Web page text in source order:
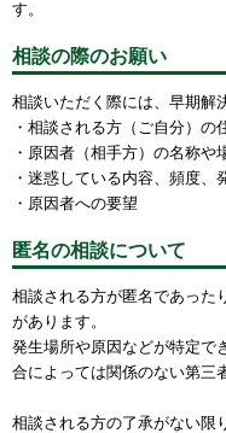
す。
相談の際のお願い
相談いただく際には、早期解
・相談される方（ご自分）の
・原因者（相手方）の名称や
・迷惑している内容、頻度、
・原因者への要望
匿名の相談について
相談される方が匿名であった
があります。
発生場所や原因などが特定で
合によっては関係のない第三
相談される方の了承がない限